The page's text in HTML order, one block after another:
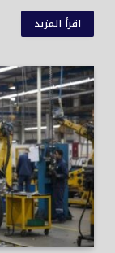
اقرأ المزيد